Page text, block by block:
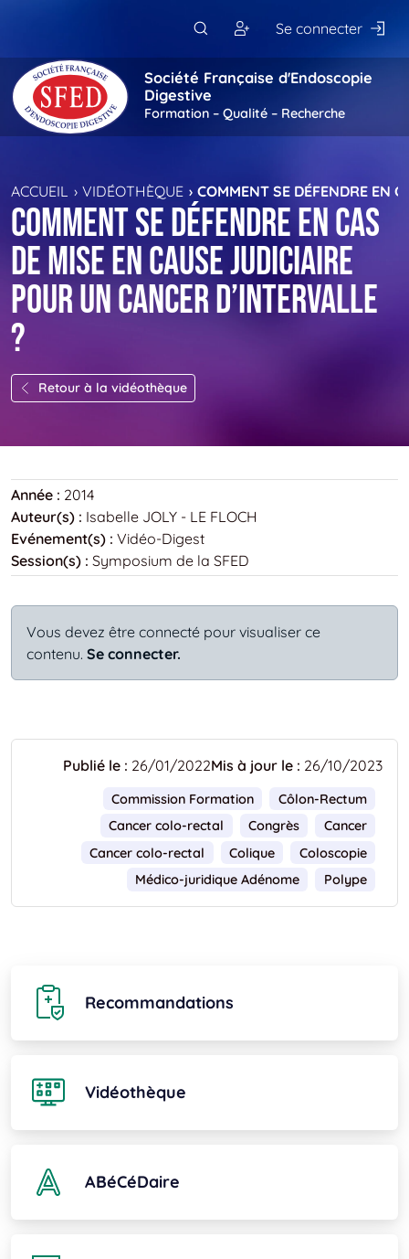
Se connecter
Société Française d'Endoscopie
Digestive
Formation – Qualité – Recherche
ACCUEIL VIDÉOTHÈQUE COMMENT SE DÉFENDRE EN
Comment se défendre en cas
de mise en cause judiciaire
pour un cancer d’intervalle
?
Retour à la vidéothèque
Année : 2014
Auteur(s) : Isabelle JOLY - LE FLOCH
Evénement(s) : Vidéo-Digest
Session(s) : Symposium de la SFED
Vous devez être connecté pour visualiser ce
contenu. Se connecter.
Publié le : 26/01/2022Mis à jour le : 26/10/2023
Commission Formation
Côlon-Rectum
Cancer colo-rectal
Congrès
Cancer
Cancer colo-rectal
Colique
Coloscopie
Médico-juridique Adénome
Polype
Recommandations
Vidéothèque
ABéCéDaire